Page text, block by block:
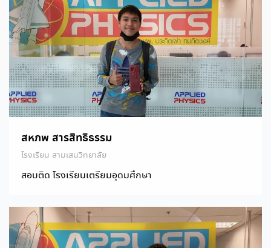
สหภพ สารสิทธิธรรม
โรงเรียน สามเสนวิทยาลัย
สอบติด โรงเรียนเตรียมอุดมศึกษา